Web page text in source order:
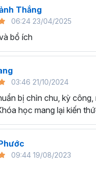
Thắng
06:24 23/04/2025
bổ ích
03:46 21/10/2024
bị chỉn chu, kỳ
học mang lại kiến
09:44 19/08/2023